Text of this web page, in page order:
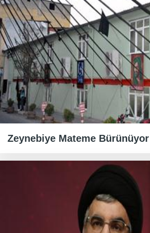
Zeynebiye Mateme Bürünüyor